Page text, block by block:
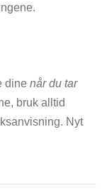
dine når du tar
bruk alltid
Nyt